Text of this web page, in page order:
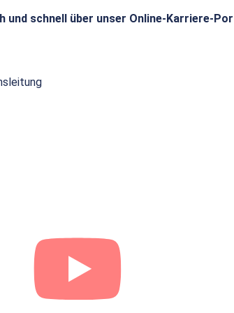
und schnell über unser Online-Karriere-